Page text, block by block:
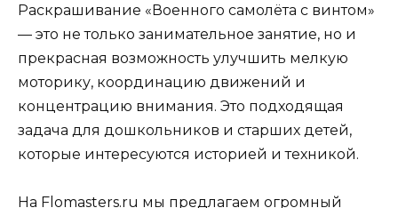
Раскрашивание «Военного самолёта с винтом»
— это не только занимательное занятие, но и
прекрасная возможность улучшить мелкую
моторику, координацию движений и
концентрацию внимания. Это подходящая
задача для дошкольников и старших детей,
которые интересуются историей и техникой.
На Flomasters.ru мы предлагаем огромный